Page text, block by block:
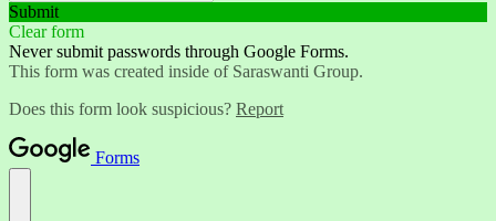
Submit
Clear form
Never submit passwords through Google Forms.
This form was created inside of Saraswanti Group.
Does this form look suspicious? Report
Forms